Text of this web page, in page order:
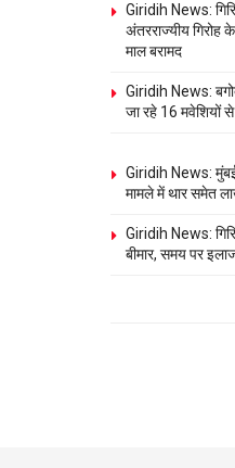
Giridih News:
अंतरराज्यीय गिरोह
माल बरामद
Giridih News:
जा रहे 16 मवेशियों
Giridih News: मुंबई
मामले में थार समेत
Giridih News:
बीमार, समय पर